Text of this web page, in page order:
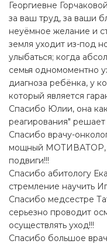
Георгиевне
за ваш труд, за ваши
неуёмное желание и
земля уходит из-под
улыбаться; когда
семья одномоментно
диагноза ребёнка, у
который является
Спасибо Юлии, она
реагирования" решает
Спасибо врачу-
мощный МОТИВАТОР,
подвиги!!!
Спасибо абитологу
стремление научить
Спасибо медсестре
серьезно проводит
осуществлять уход!!!
Спасибо большое